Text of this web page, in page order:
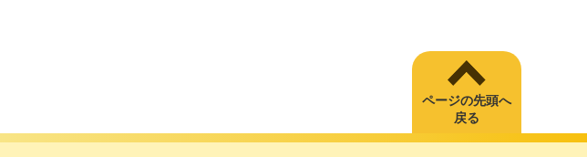
ページの先頭へ
戻る